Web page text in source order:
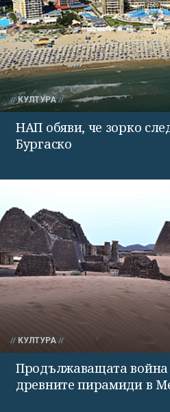
КУЛТУРА
НАП обяви, че зорко
Бургаско
КУЛТУРА
Продължаващата война
древните пирамиди в